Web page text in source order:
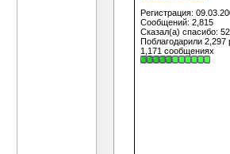
Регистрация:
Сообщений: 2,815
Сказал(а) спасибо:
Поблагодарили 2,297
1,171 сообщениях